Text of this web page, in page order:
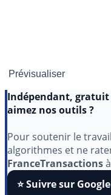
aimez nos outils ?
Pour soutenir le
algorithmes et ne
FranceTransactionsà